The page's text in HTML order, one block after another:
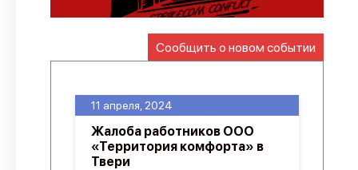
Справочник
API
О проекте
Сообщить о новом событии
11 апреля, 2024
Жалоба работников ООО
«Территория комфорта» в
Твери